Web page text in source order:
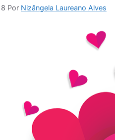
Por Nizângela Laureano Alves